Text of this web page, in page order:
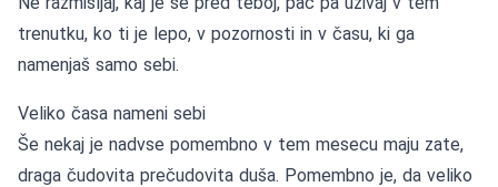
trenutku, ko ti je lepo, v pozornosti in v času, ki ga
namenjaš samo sebi.
Veliko časa nameni sebi
Še nekaj je nadvse pomembno v tem mesecu maju zate,
draga čudovita prečudovita duša. Pomembno je, da veliko